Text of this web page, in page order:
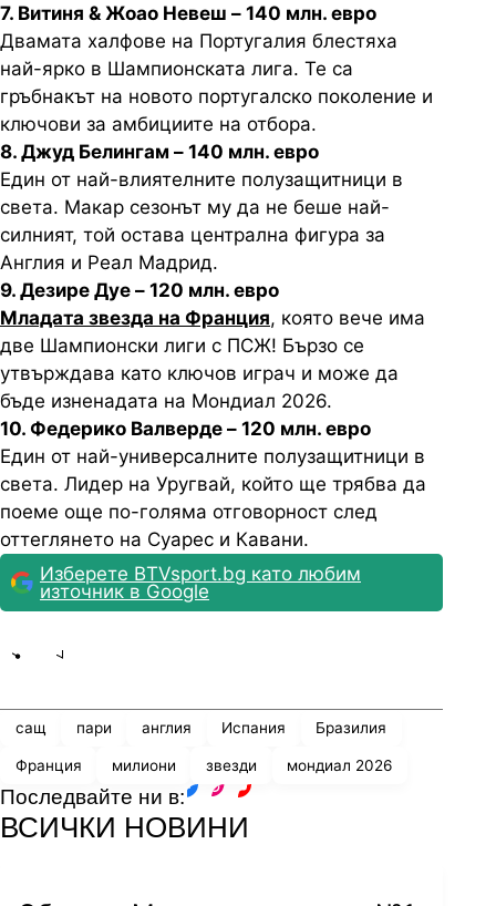
7. Витиня & Жоао Невеш – 140 млн. евро
Двамата халфове на Португалия блестяха
най-ярко в Шампионската лига. Те са
гръбнакът на новото португалско поколение и
ключови за амбициите на отбора.
8. Джуд Белингам – 140 млн. евро
Един от най-влиятелните полузащитници в
света. Макар сезонът му да не беше най-
силният, той остава централна фигура за
Англия и Реал Мадрид.
9. Дезире Дуе – 120 млн. евро
Младата звезда на Франция, която вече има
две Шампионски лиги с ПСЖ! Бързо се
утвърждава като ключов играч и може да
бъде изненадата на Мондиал 2026.
10. Федерико Валверде – 120 млн. евро
Един от най-универсалните полузащитници в
света. Лидер на Уругвай, който ще трябва да
поеме още по-голяма отговорност след
оттеглянето на Суарес и Кавани.
Изберете BTVsport.bg като любим
източник в Google
сащ пари англия Испания Бразилия
Франция милиони звезди мондиал 2026
Последвайте ни в:
ВСИЧКИ НОВИНИ